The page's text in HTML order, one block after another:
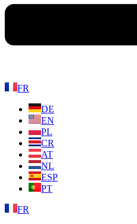
FR
DE
EN
PL
CR
AT
NL
ESP
PT
FR